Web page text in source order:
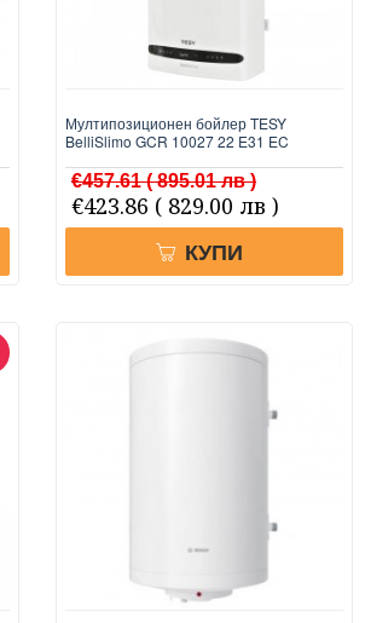
Мултипозиционен бойлер TESY
BelliSlimo GCR 10027 22 E31 EC
€457.61( 895.01 лв )
€423.86 ( 829.00 лв )
КУПИ